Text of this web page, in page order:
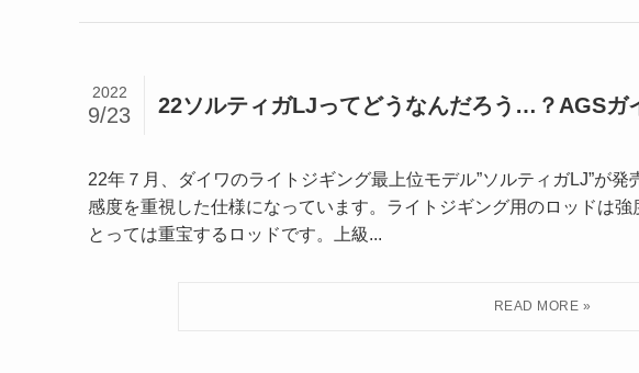
22ソルティガLJってどうなんだろう…？AGSガ
2022
9/23
22年７月、ダイワのライトジギング最上位モデル”ソルティガLJ”が
感度を重視した仕様になっています。ライトジギング用のロッドは
とっては重宝するロッドです。上級...